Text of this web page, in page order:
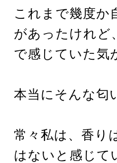
これまで幾度か
があったけれど
で感じていた気
本当にそんな匂
常々私は、香り
はないと感じて